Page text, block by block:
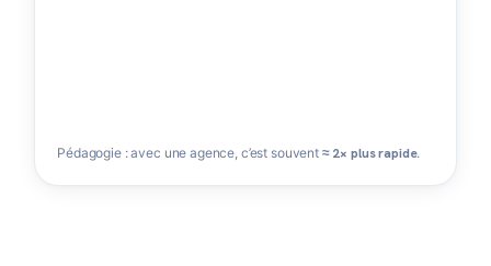
Pédagogie : avec une agence, c’est souvent ≈ 2× plus rapide.